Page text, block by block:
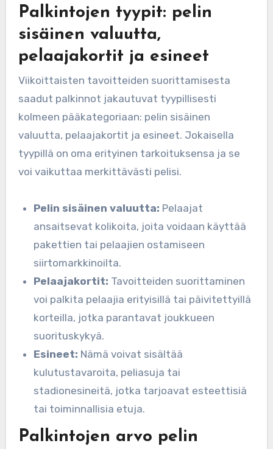
Palkintojen tyypit: pelin
sisäinen valuutta,
pelaajakortit ja esineet
Viikoittaisten tavoitteiden suorittamisesta
saadut palkinnot jakautuvat tyypillisesti
kolmeen pääkategoriaan: pelin sisäinen
valuutta, pelaajakortit ja esineet. Jokaisella
tyypillä on oma erityinen tarkoituksensa ja se
voi vaikuttaa merkittävästi pelisi.
Pelin sisäinen valuutta: Pelaajat
ansaitsevat kolikoita, joita voidaan käyttää
pakettien tai pelaajien ostamiseen
siirtomarkkinoilta.
Pelaajakortit: Tavoitteiden suorittaminen
voi palkita pelaajia erityisillä tai päivitettyillä
korteilla, jotka parantavat joukkueen
suorituskykyä.
Esineet: Nämä voivat sisältää
kulutustavaroita, peliasuja tai
stadionesineitä, jotka tarjoavat esteettisiä
tai toiminnallisia etuja.
Palkintojen arvo pelin